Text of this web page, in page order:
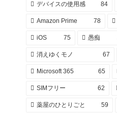
デバイスの使用感 84
Amazon Prime 78
iOS 75 愚痴
消えゆくモノ 67
Microsoft 365 65
SIMフリー 62
薬屋のひとりごと 59